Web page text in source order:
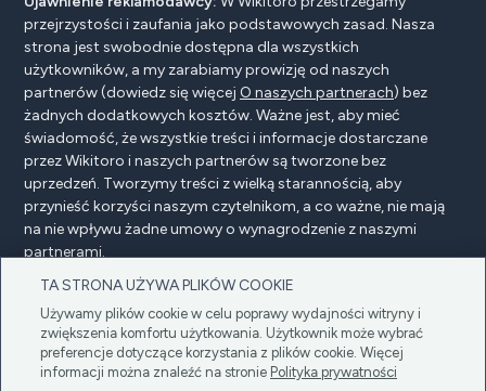
TA STRONA UŻYWA PLIKÓW COOKIE
Używamy plików cookie w celu poprawy wydajności witryny i
zwiększenia komfortu użytkowania. Użytkownik może wybrać
preferencje dotyczące korzystania z plików cookie. Więcej
informacji można znaleźć na stronie Polityka prywatności
przejrzystości i zaufania jako podstawowych zasad. Nasza
strona jest swobodnie dostępna dla wszystkich
użytkowników, a my zarabiamy prowizję od naszych
partnerów (dowiedz się więcej O naszych partnerach) bez
żadnych dodatkowych kosztów. Ważne jest, aby mieć
świadomość, że wszystkie treści i informacje dostarczane
przez Wikitoro i naszych partnerów są tworzone bez
uprzedzeń. Tworzymy treści z wielką starannością, aby
przynieść korzyści naszym czytelnikom, a co ważne, nie mają
na nie wpływu żadne umowy o wynagrodzenie z naszymi
partnerami.
Copyright © 2025 Wikitoro Wszelkie prawa
Ujawnienie reklamodawcy Polityka prywatności
Cookie policyRegulamin